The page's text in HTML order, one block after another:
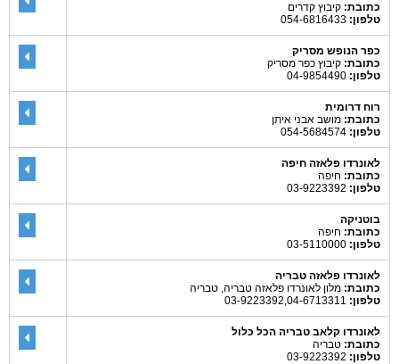
כתובת: קיבוץ קדרים
טלפון:
כפר הנופש מסריק
כתובת: קיבוץ כפר מסריק
טלפון:
רוח דרומית
כתובת: מושב אבני איתן
טלפון:
לאונרדו פלאזה חיפה
כתובת: חיפה
טלפון:
בוטניקה
כתובת: חיפה
טלפון:
לאונרדו פלאזה טבריה
כתובת: מלון לאונרדו פלאזה טבריה, טבריה
טלפון:
לאונרדו קלאב טבריה הכל כלול
כתובת: טבריה
טלפון: